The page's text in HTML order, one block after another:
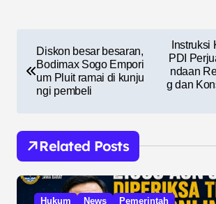
g
a
s
Diskon besar besaran,
Bodimax Sogo Empori
um Pluit ramai di kunju
ngi pembeli
Instruksi
PDI
ndaan
g dan
Related Posts
Hukum News Pemerintah